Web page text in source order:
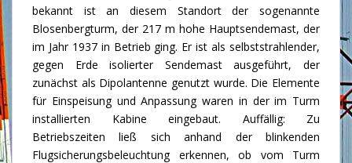
bekannt ist an diesem Standort der sogenannte
Blosenbergturm, der 217 m hohe Hauptsendemast, der
im Jahr 1937 in Betrieb ging. Er ist als selbststrahlender,
gegen Erde isolierter Sendemast ausgeführt, der
zunächst als Dipolantenne genutzt wurde. Die Elemente
für Einspeisung und Anpassung waren in der im Turm
installierten Kabine eingebaut. Auffällig: Zu
Betriebszeiten ließ sich anhand der blinkenden
Flugsicherungsbeleuchtung erkennen, ob vom Turm